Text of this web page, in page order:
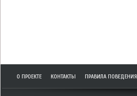
О ПРОЕКТЕ КОНТАКТЫ ПРАВИЛА ПОВЕДЕНИЯ